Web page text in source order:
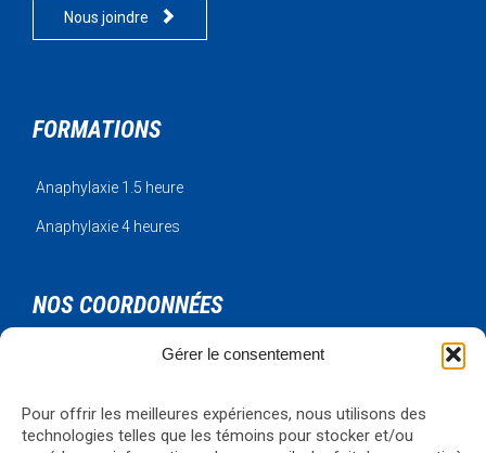
Gérer le consentement
Pour offrir les meilleures expériences, nous utilisons des
technologies telles que les témoins pour stocker et/ou
Nous joindre 
FORMATIONS
Anaphylaxie 1.5 heure
Anaphylaxie 4 heures
NOS COORDONNÉES
Urgence Bois-Francs Inc.
Téléphone: 819-330-4344